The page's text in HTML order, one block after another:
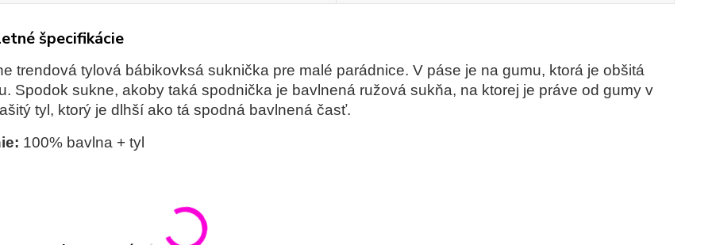
špecifikácie
trendová tylová bábikovksá suknička pre malé parádnice. V páse je na gumu, ktorá je obšitá
Spodok sukne, akoby taká spodnička je bavlnená ružová sukňa, na ktorej je práve od gumy v
tyl, ktorý je dlhší ako tá spodná bavlnená časť.
100% bavlna + tyl